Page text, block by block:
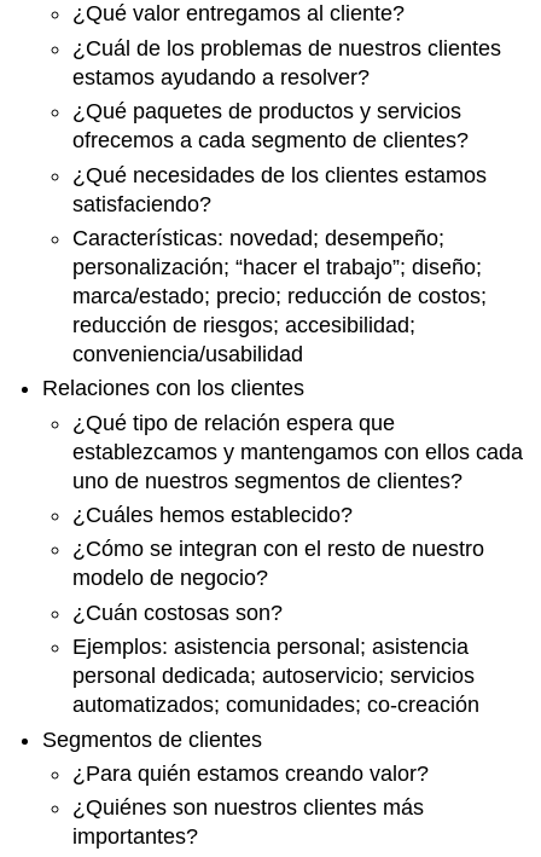
¿Qué valor entregamos al cliente?
¿Cuál de los problemas de nuestros clientes
estamos ayudando a resolver?
¿Qué paquetes de productos y servicios
ofrecemos a cada segmento de clientes?
¿Qué necesidades de los clientes estamos
satisfaciendo?
Características: novedad; desempeño;
personalización; “hacer el trabajo”; diseño;
marca/estado; precio; reducción de costos;
reducción de riesgos; accesibilidad;
conveniencia/usabilidad
Relaciones con los clientes
¿Qué tipo de relación espera que
establezcamos y mantengamos con ellos cada
uno de nuestros segmentos de clientes?
¿Cuáles hemos establecido?
¿Cómo se integran con el resto de nuestro
modelo de negocio?
¿Cuán costosas son?
Ejemplos: asistencia personal; asistencia
personal dedicada; autoservicio; servicios
automatizados; comunidades; co-creación
Segmentos de clientes
¿Para quién estamos creando valor?
¿Quiénes son nuestros clientes más
importantes?